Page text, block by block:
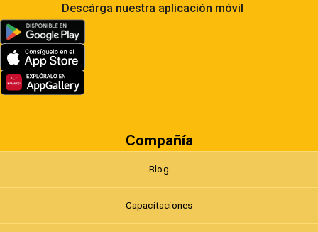
Descárga nuestra aplicación móvil
Compañía
Blog
Capacitaciones